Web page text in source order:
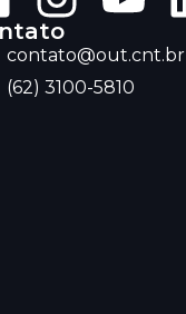
contato@out.cnt.br
(62) 3100-5810